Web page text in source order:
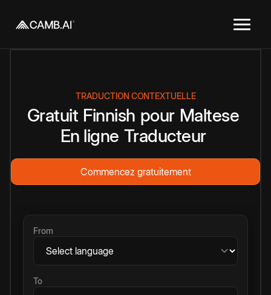
TRADUCTION CONTEXTUELLE
Gratuit Finnish pour Maltese
En ligne Traducteur
Commencez gratuitement
From
To